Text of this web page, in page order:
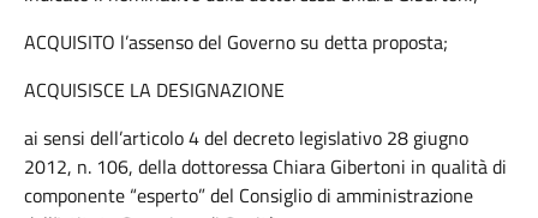
ACQUISITO l’assenso del Governo su detta proposta;
ACQUISISCE LA DESIGNAZIONE
ai sensi dell’articolo 4 del decreto legislativo 28 giugno
2012, n. 106, della dottoressa Chiara Gibertoni in qualità di
componente “esperto” del Consiglio di amministrazione